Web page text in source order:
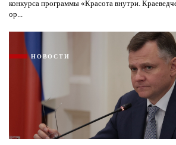
конкурса программы «Красота внутри.
ор...
НОВОСТИ